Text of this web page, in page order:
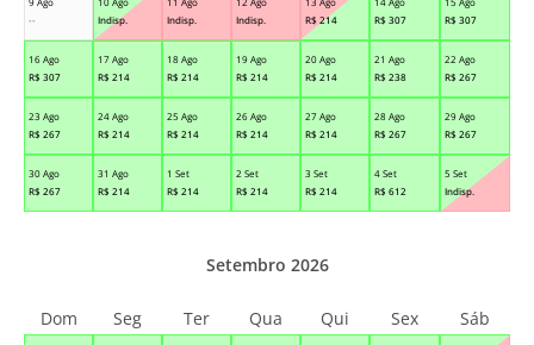
--
Indisp.
Indisp.
Indisp.
R$ 214
R$ 307
R$ 307
16 Ago
R$ 307
17 Ago
R$ 214
18 Ago
R$ 214
19 Ago
R$ 214
20 Ago
R$ 214
21 Ago
R$ 238
22 Ago
R$ 267
23 Ago
R$ 267
24 Ago
R$ 214
25 Ago
R$ 214
26 Ago
R$ 214
27 Ago
R$ 214
28 Ago
R$ 267
29 Ago
R$ 267
30 Ago
R$ 267
31 Ago
R$ 214
1 Set
R$ 214
2 Set
R$ 214
3 Set
R$ 214
4 Set
R$ 612
5 Set
Indisp.
Setembro 2026
Dom Seg Ter Qua Qui Sex Sáb